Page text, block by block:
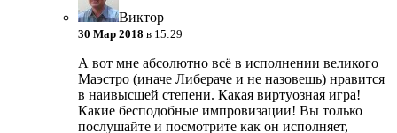
Виктор
30 Мар 2018 в 15:29
А вот мне абсолютно всё в исполнении великого
Маэстро (иначе Либераче и не назовешь) нравится
в наивысшей степени. Какая виртуозная игра!
Какие бесподобные импровизации! Вы только
послушайте и посмотрите как он исполняет,